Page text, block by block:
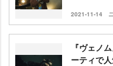
2021-11-14
『ヴェノ
ーティで